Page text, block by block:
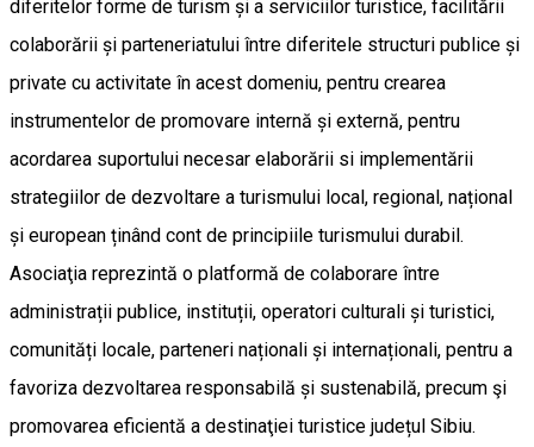
diferitelor forme de turism și a serviciilor turistice, facilitării
colaborării și parteneriatului între diferitele structuri publice și
private cu activitate în acest domeniu, pentru crearea
instrumentelor de promovare internă și externă, pentru
acordarea suportului necesar elaborării si implementării
strategiilor de dezvoltare a turismului local, regional, național
și european ținând cont de principiile turismului durabil.
Asociaţia reprezintă o platformă de colaborare între
administrații publice, instituții, operatori culturali și turistici,
comunități locale, parteneri naționali și internaționali, pentru a
favoriza dezvoltarea responsabilă și sustenabilă, precum şi
promovarea eficientă a destinaţiei turistice județul Sibiu.